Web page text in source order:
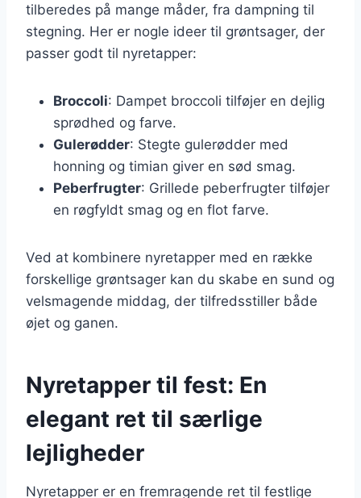
tilberedes på mange måder, fra dampning til
stegning. Her er nogle ideer til grøntsager, der
passer godt til nyretapper:
Broccoli: Dampet broccoli tilføjer en dejlig
sprødhed og farve.
Gulerødder: Stegte gulerødder med
honning og timian giver en sød smag.
Peberfrugter: Grillede peberfrugter tilføjer
en røgfyldt smag og en flot farve.
Ved at kombinere nyretapper med en række
forskellige grøntsager kan du skabe en sund og
velsmagende middag, der tilfredsstiller både
øjet og ganen.
Nyretapper til fest: En
elegant ret til særlige
lejligheder
Nyretapper er en fremragende ret til festlige